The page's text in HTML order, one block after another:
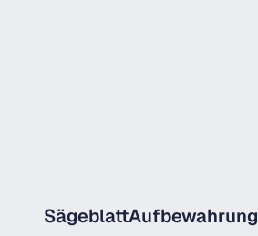
SägeblattAufbewahrung